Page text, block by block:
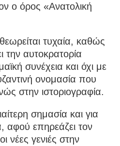
ο όρος «Ανατολική
τυχαία, καθώς
την αυτοκρατορία
συνέχεια και όχι με
ονομασία που
στην ιστοριογραφία.
σημασία και για
αφού επηρεάζει τον
νέες γενιές στην